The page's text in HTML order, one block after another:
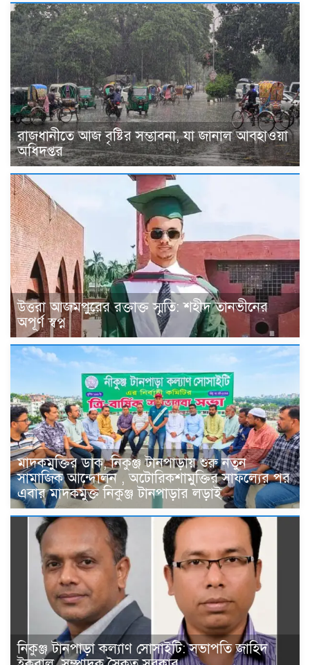
রাজধানীতে আজ বৃষ্টির সম্ভাবনা, যা জানাল আবহাওয়া
অধিদপ্তর
উত্তরা আজমপুরের রক্তাক্ত স্মৃতি: শহীদ তানভীনের
অপূর্ণ স্বপ্ন
মাদকমুক্তির ডাক, নিকুঞ্জ টানপাড়ায় শুরু নতুন
সামাজিক আন্দোলন , অটোরিকশামুক্তির সাফল্যের পর
এবার মাদকমুক্ত নিকুঞ্জ টানপাড়ার লড়াই
নিকুঞ্জ টানপাড়া কল্যাণ সোসাইটি: সভাপতি জাহিদ